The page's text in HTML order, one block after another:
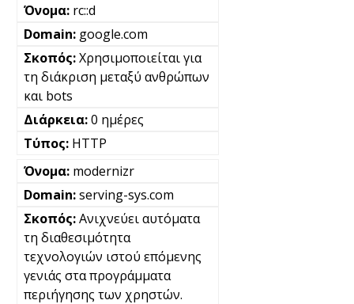
rc::d
google.com
Χρησιμοποιείται για
τη διάκριση μεταξύ ανθρώπων
και bots
0 ημέρες
HTTP
modernizr
serving-sys.com
Ανιχνεύει αυτόματα
τη διαθεσιμότητα
τεχνολογιών ιστού επόμενης
γενιάς στα προγράμματα
περιήγησης των χρηστών.